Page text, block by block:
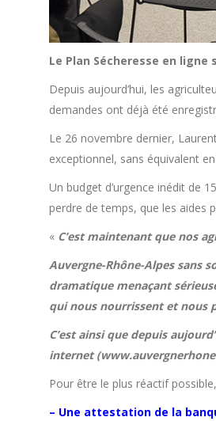
Le Plan Sécheresse en
Depuis aujourd’hui, les
demandes ont déjà été
Le 26 novembre dernier,
exceptionnel, sans équivalent
Un budget d’urgence inédit de
perdre de temps, que les aides
« C’est maintenant que nos
Auvergne-Rhône-Alpes sans
dramatique menaçant
qui nous nourrissent et nous
C’est ainsi que depuis
internet
Pour être le plus réactif
– Une attestation de la